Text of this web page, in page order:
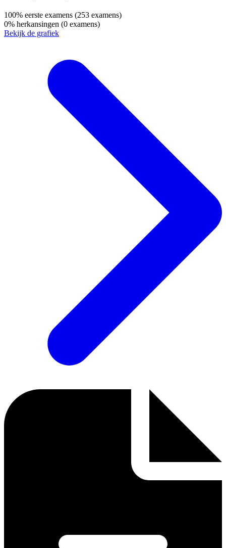
100% eerste examens (253 examens)
0% herkansingen (0 examens)
Bekijk de grafiek